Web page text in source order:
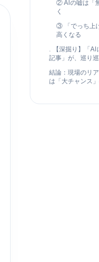
② AIの嘘は「
く
③ 「でっち上
高くなる
. 【深掘り】「AI
記事」が、巡り
結論：現場のリ
は「大チャンス